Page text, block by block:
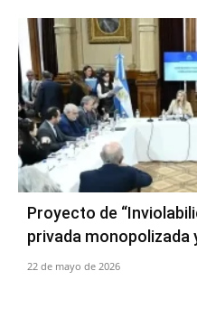
Proyecto de
privada monopolizada
22 de mayo de 2026